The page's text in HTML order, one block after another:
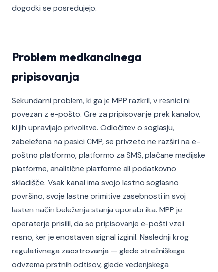
dogodki se posredujejo.
Problem medkanalnega
pripisovanja
Sekundarni problem, ki ga je MPP razkril, v resnici ni
povezan z e-pošto. Gre za pripisovanje prek kanalov,
ki jih upravljajo privolitve. Odločitev o soglasju,
zabeležena na pasici CMP, se privzeto ne razširi na e-
poštno platformo, platformo za SMS, plačane medijske
platforme, analitične platforme ali podatkovno
skladišče. Vsak kanal ima svojo lastno soglasno
površino, svoje lastne primitive zasebnosti in svoj
lasten način beleženja stanja uporabnika. MPP je
operaterje prisilil, da so pripisovanje e-pošti vzeli
resno, ker je enostaven signal izginil. Naslednji krog
regulativnega zaostrovanja — glede strežniškega
odvzema prstnih odtisov, glede vedenjskega